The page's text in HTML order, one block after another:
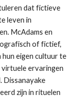
dat fictieve
leven in
McAdams en
of fictief,
hun eigen cultuur te
virtuele ervaringen
Dissanayake
zijn in rituelen